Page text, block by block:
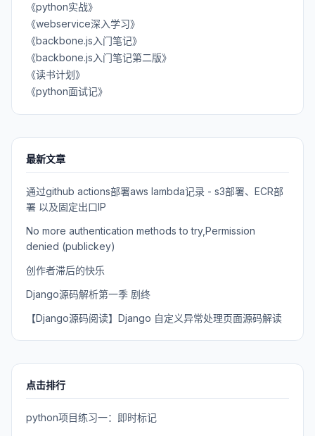
《python实战》
《webservice深入学习》
《backbone.js入门笔记》
《backbone.js入门笔记第二版》
《读书计划》
《python面试记》
最新文章
通过github actions部署aws lambda记录 - s3部署、ECR部
署 以及固定出口IP
No more authentication methods to try,Permission
denied (publickey)
创作者滞后的快乐
Django源码解析第一季 剧终
【Django源码阅读】Django 自定义异常处理页面源码解读
点击排行
python项目练习一：即时标记